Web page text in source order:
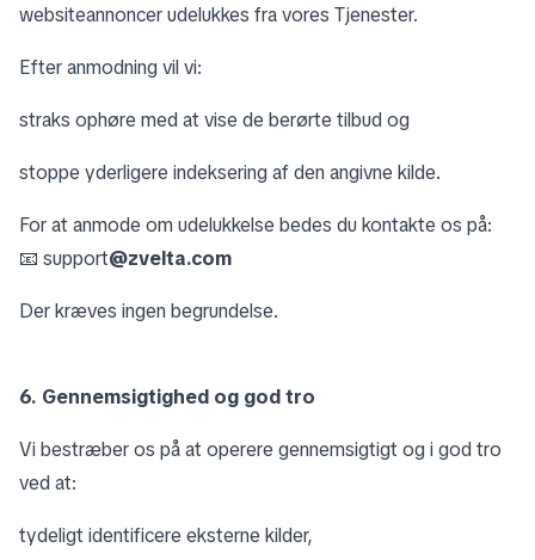
websiteannoncer udelukkes fra vores Tjenester.
Efter anmodning vil vi:
straks ophøre med at vise de berørte tilbud og
stoppe yderligere indeksering af den angivne kilde.
For at anmode om udelukkelse bedes du kontakte os på:
📧 support@zvelta.com
Der kræves ingen begrundelse.
6. Gennemsigtighed og god tro
Vi bestræber os på at operere gennemsigtigt og i god tro
ved at:
tydeligt identificere eksterne kilder,